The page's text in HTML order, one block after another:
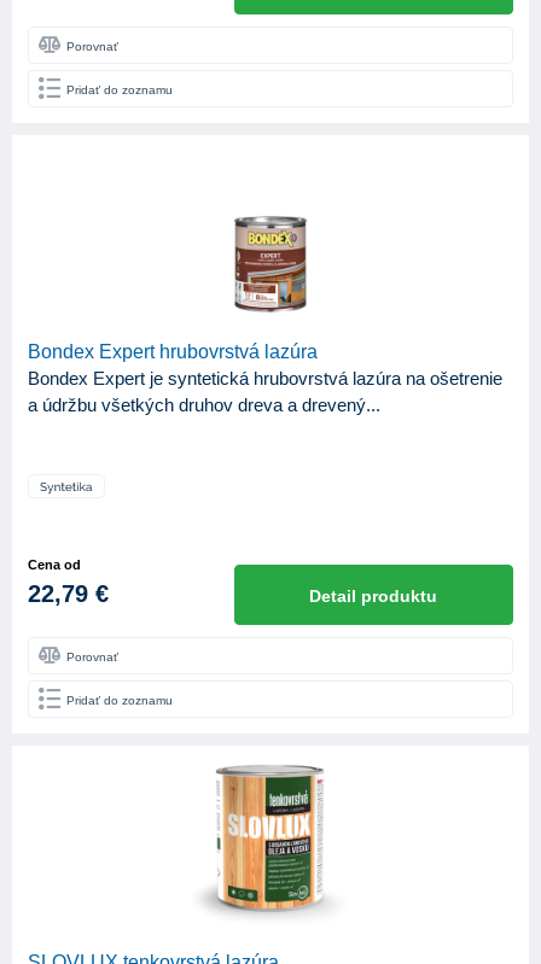
Porovnať
Pridať do zoznamu
Bondex Expert hrubovrstvá lazúra
Bondex Expert je syntetická hrubovrstvá lazúra na ošetrenie
a údržbu všetkých druhov dreva a drevený...
Cena od
22,79 € Detail produktu
Porovnať
Pridať do zoznamu